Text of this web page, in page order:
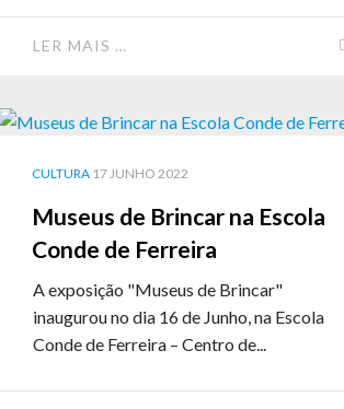
LER MAIS …
Museus de Brincar na Escola
Conde de Ferreira
CULTURA 17 JUNHO 2022
A exposição "Museus de Brincar"
inaugurou no dia 16 de Junho, na Escola
Conde de Ferreira – Centro de...